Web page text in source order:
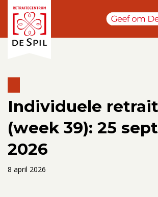
Individuele
(week 39): 25
2026
8 april 2026